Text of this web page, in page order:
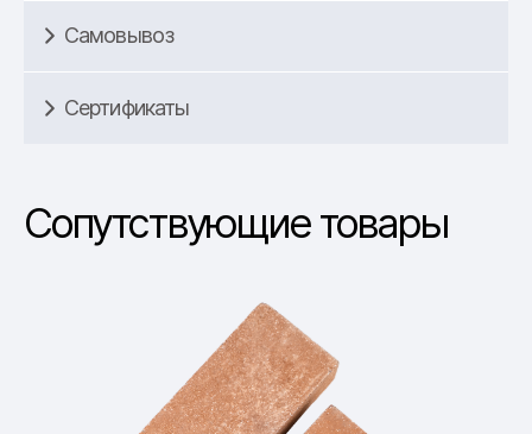
Самовывоз
Сертификаты
Сопутствующие товары